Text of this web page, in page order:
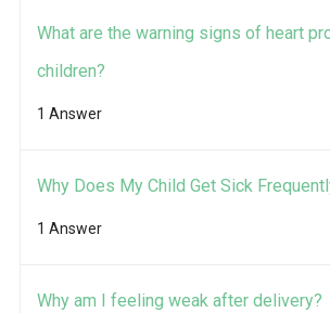
What are the warning signs of heart
children?
1 Answer
Why Does My Child Get Sick
1 Answer
Why am I feeling weak after delivery?